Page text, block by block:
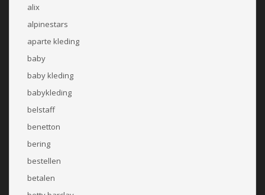
alix
alpinestars
aparte kleding
baby
baby kleding
babykleding
belstaff
benetton
bering
bestellen
betalen